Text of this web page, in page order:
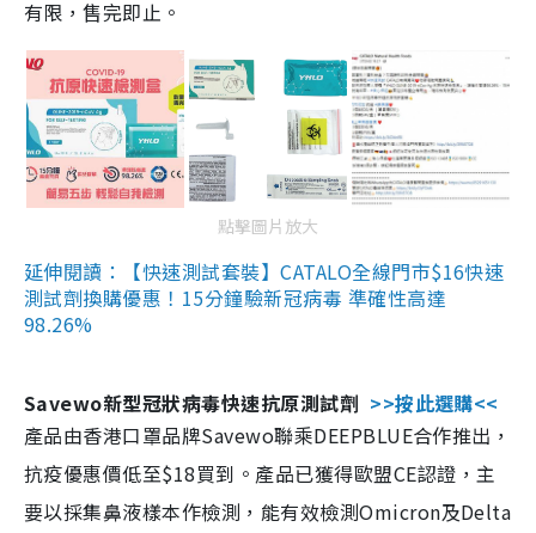
有限，售完即止。
點擊圖片放大
延伸閱讀：【快速測試套裝】CATALO全線門市$16快速
測試劑換購優惠！15分鐘驗新冠病毒 準確性高達
98.26%
Savewo新型冠狀病毒快速抗原測試劑 >>按此選購<<
產品由香港口罩品牌Savewo聯乘DEEPBLUE合作推出，
抗疫優惠價低至$18買到。產品已獲得歐盟CE認證，主
要以採集鼻液樣本作檢測，能有效檢測Omicron及Delta